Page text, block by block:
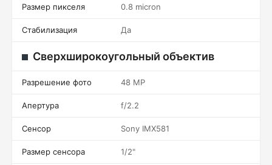
Размер пикселя 0.8 micron
Стабилизация Да
Сверхширокоугольный объектив
Разрешение фото 48 MP
Апертура f/2.2
Сенсор Sony IMX581
Размер сенсора 1/2"